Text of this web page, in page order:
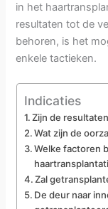
in het
resultaten tot de
behoren, is het
enkele tactieken.
Indicaties
Zijn de
Wat zijn de
Welke factoren
Zal
De deur naar